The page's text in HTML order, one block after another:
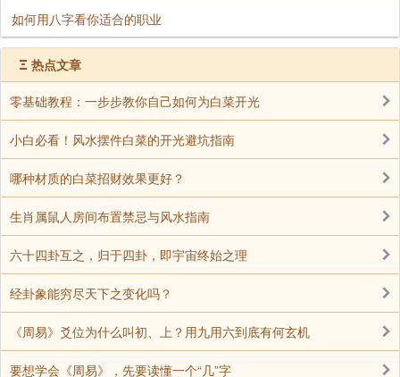
如何用八字看你适合的职业
Ξ 热点文章
零基础教程：一步步教你自己如何为白菜开光
小白必看！风水摆件白菜的开光避坑指南
哪种材质的白菜招财效果更好？
生肖属鼠人房间布置禁忌与风水指南
六十四卦互之，归于四卦，即宇宙终始之理
经卦象能穷尽天下之变化吗？
《周易》爻位为什么叫初、上？用九用六到底有何玄机
要想学会《周易》，先要读懂一个“几”字